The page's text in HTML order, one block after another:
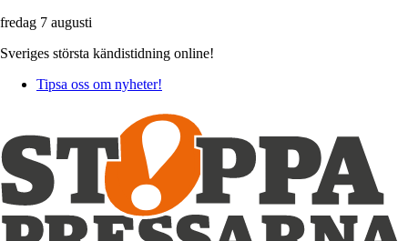
fredag 7 augusti
Sveriges största kändistidning online!
Tipsa oss om nyheter!